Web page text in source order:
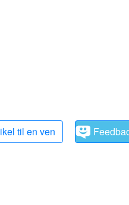
til en ven